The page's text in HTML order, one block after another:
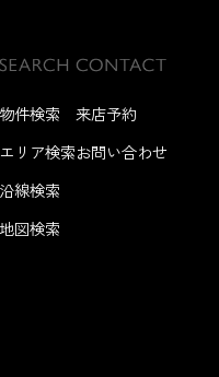
物件検索
エリア検索
沿線検索
地図検索
来店予約
お問い合わせ